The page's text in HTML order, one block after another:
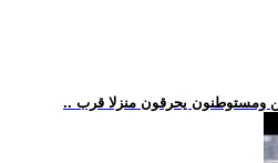
ومستوطنون يحرقون منزلا قرب